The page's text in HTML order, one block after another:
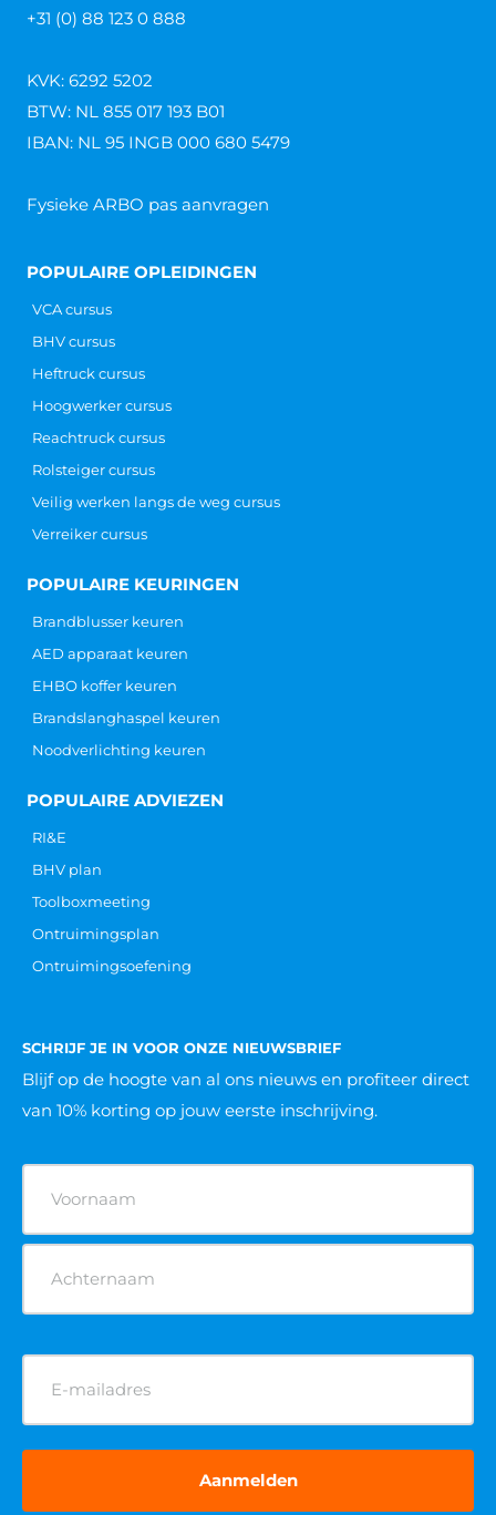
+31 (0) 88 123 0 888
KVK: 6292 5202
BTW: NL 855 017 193 B01
IBAN: NL 95 INGB 000 680 5479
Fysieke ARBO pas aanvragen
POPULAIRE OPLEIDINGEN
VCA cursus
BHV cursus
Heftruck cursus
Hoogwerker cursus
Reachtruck cursus
Rolsteiger cursus
Veilig werken langs de weg cursus
Verreiker cursus
POPULAIRE KEURINGEN
Brandblusser keuren
AED apparaat keuren
EHBO koffer keuren
Brandslanghaspel keuren
Noodverlichting keuren
POPULAIRE ADVIEZEN
RI&E
BHV plan
Toolboxmeeting
Ontruimingsplan
Ontruimingsoefening
SCHRIJF JE IN VOOR ONZE NIEUWSBRIEF
Blijf op de hoogte van al ons nieuws en profiteer direct
van 10% korting op jouw eerste inschrijving.
(Vereist)
E-
mailadres
(Vereist)